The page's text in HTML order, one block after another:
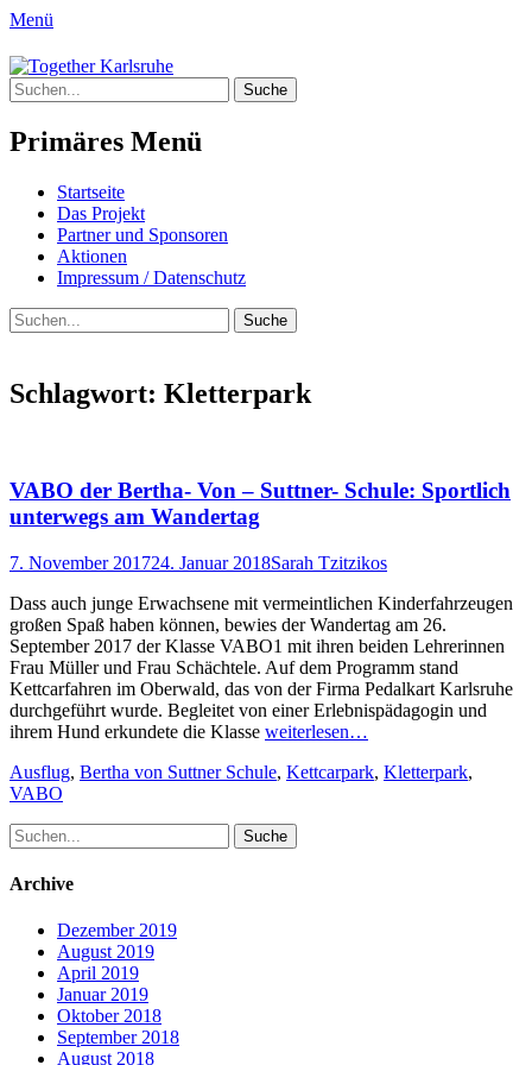
Menü
Together Karlsruhe
Integration von jungen Menschen mit
Fluchterfahrung und
Migrationshintergrund
Suche
nach:
Primäres Menü
Springe
zum
Inhalt
Startseite
Das Projekt
Partner und Sponsoren
Aktionen
Impressum / Datenschutz
Suchen
Suche
nach:
Schlagwort: Kletterpark
VABO der Bertha- Von – Suttner- Schule: Sportlich
unterwegs am Wandertag
Posted
7. November 201724. Januar 2018Author
Sarah Tzitzikos
Dass auch junge Erwachsene mit vermeintlichen Kinderfahrzeugen
großen Spaß haben können, bewies der Wandertag am 26.
September 2017 der Klasse VABO1 mit ihren beiden Lehrerinnen
Frau Müller und Frau Schächtele. Auf dem Programm stand
Kettcarfahren im Oberwald, das von der Firma Pedalkart Karlsruhe
durchgeführt wurde. Begleitet von einer Erlebnispädagogin und
ihrem Hund erkundete die Klasse weiterlesen…
Schlagworte
Ausflug, Bertha von Suttner Schule, Kettcarpark, Kletterpark,
VABO
Suche
nach:
Archive
Dezember 2019
August 2019
April 2019
Januar 2019
Oktober 2018
September 2018
August 2018